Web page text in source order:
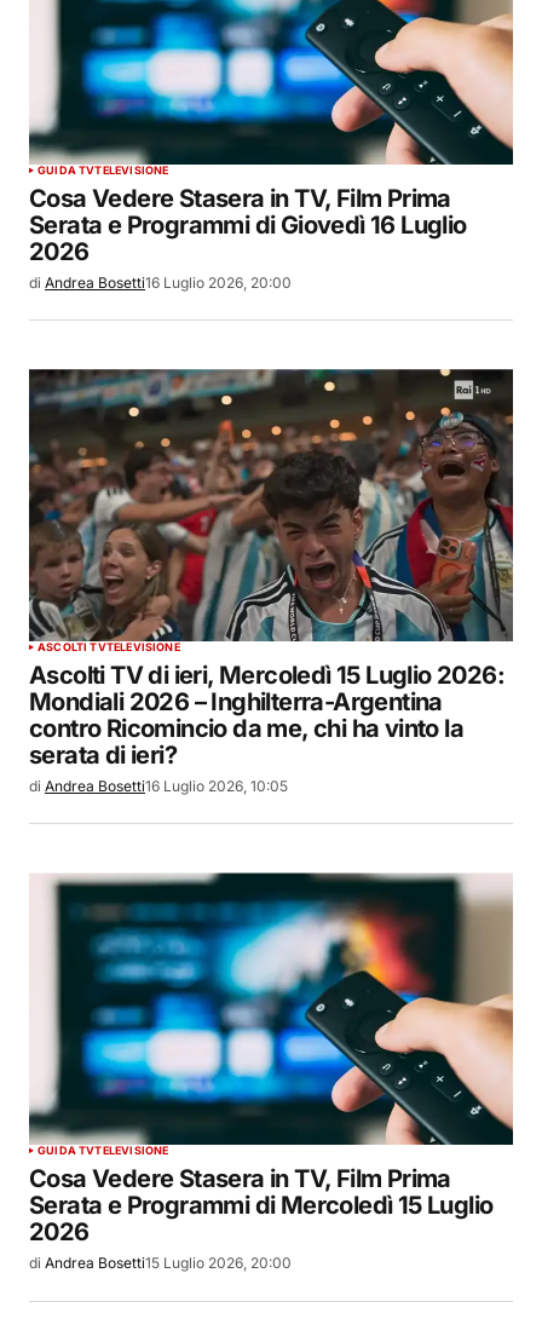
GUIDA TVTELEVISIONE
Cosa Vedere Stasera in TV, Film Prima
Serata e Programmi di Giovedì 16 Luglio
2026
di Andrea Bosetti16 Luglio 2026, 20:00
ASCOLTI TVTELEVISIONE
Ascolti TV di ieri, Mercoledì 15 Luglio 2026:
Mondiali 2026 – Inghilterra-Argentina
contro Ricomincio da me, chi ha vinto la
serata di ieri?
di Andrea Bosetti16 Luglio 2026, 10:05
GUIDA TVTELEVISIONE
Cosa Vedere Stasera in TV, Film Prima
Serata e Programmi di Mercoledì 15 Luglio
2026
di Andrea Bosetti15 Luglio 2026, 20:00